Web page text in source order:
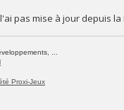
pas mise à jour depuis
...
Proxi-Jeux